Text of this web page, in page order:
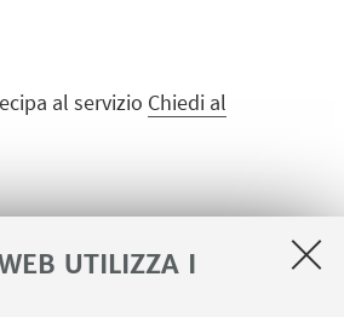
UTILIZZA I
al servizio Chiedi al